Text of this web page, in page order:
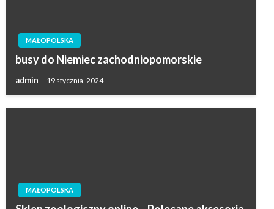
MAŁOPOLSKA
busy do Niemiec zachodniopomorskie
admin 19 stycznia, 2024
MAŁOPOLSKA